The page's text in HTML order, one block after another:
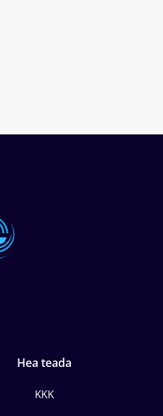
Hea teada
KKK